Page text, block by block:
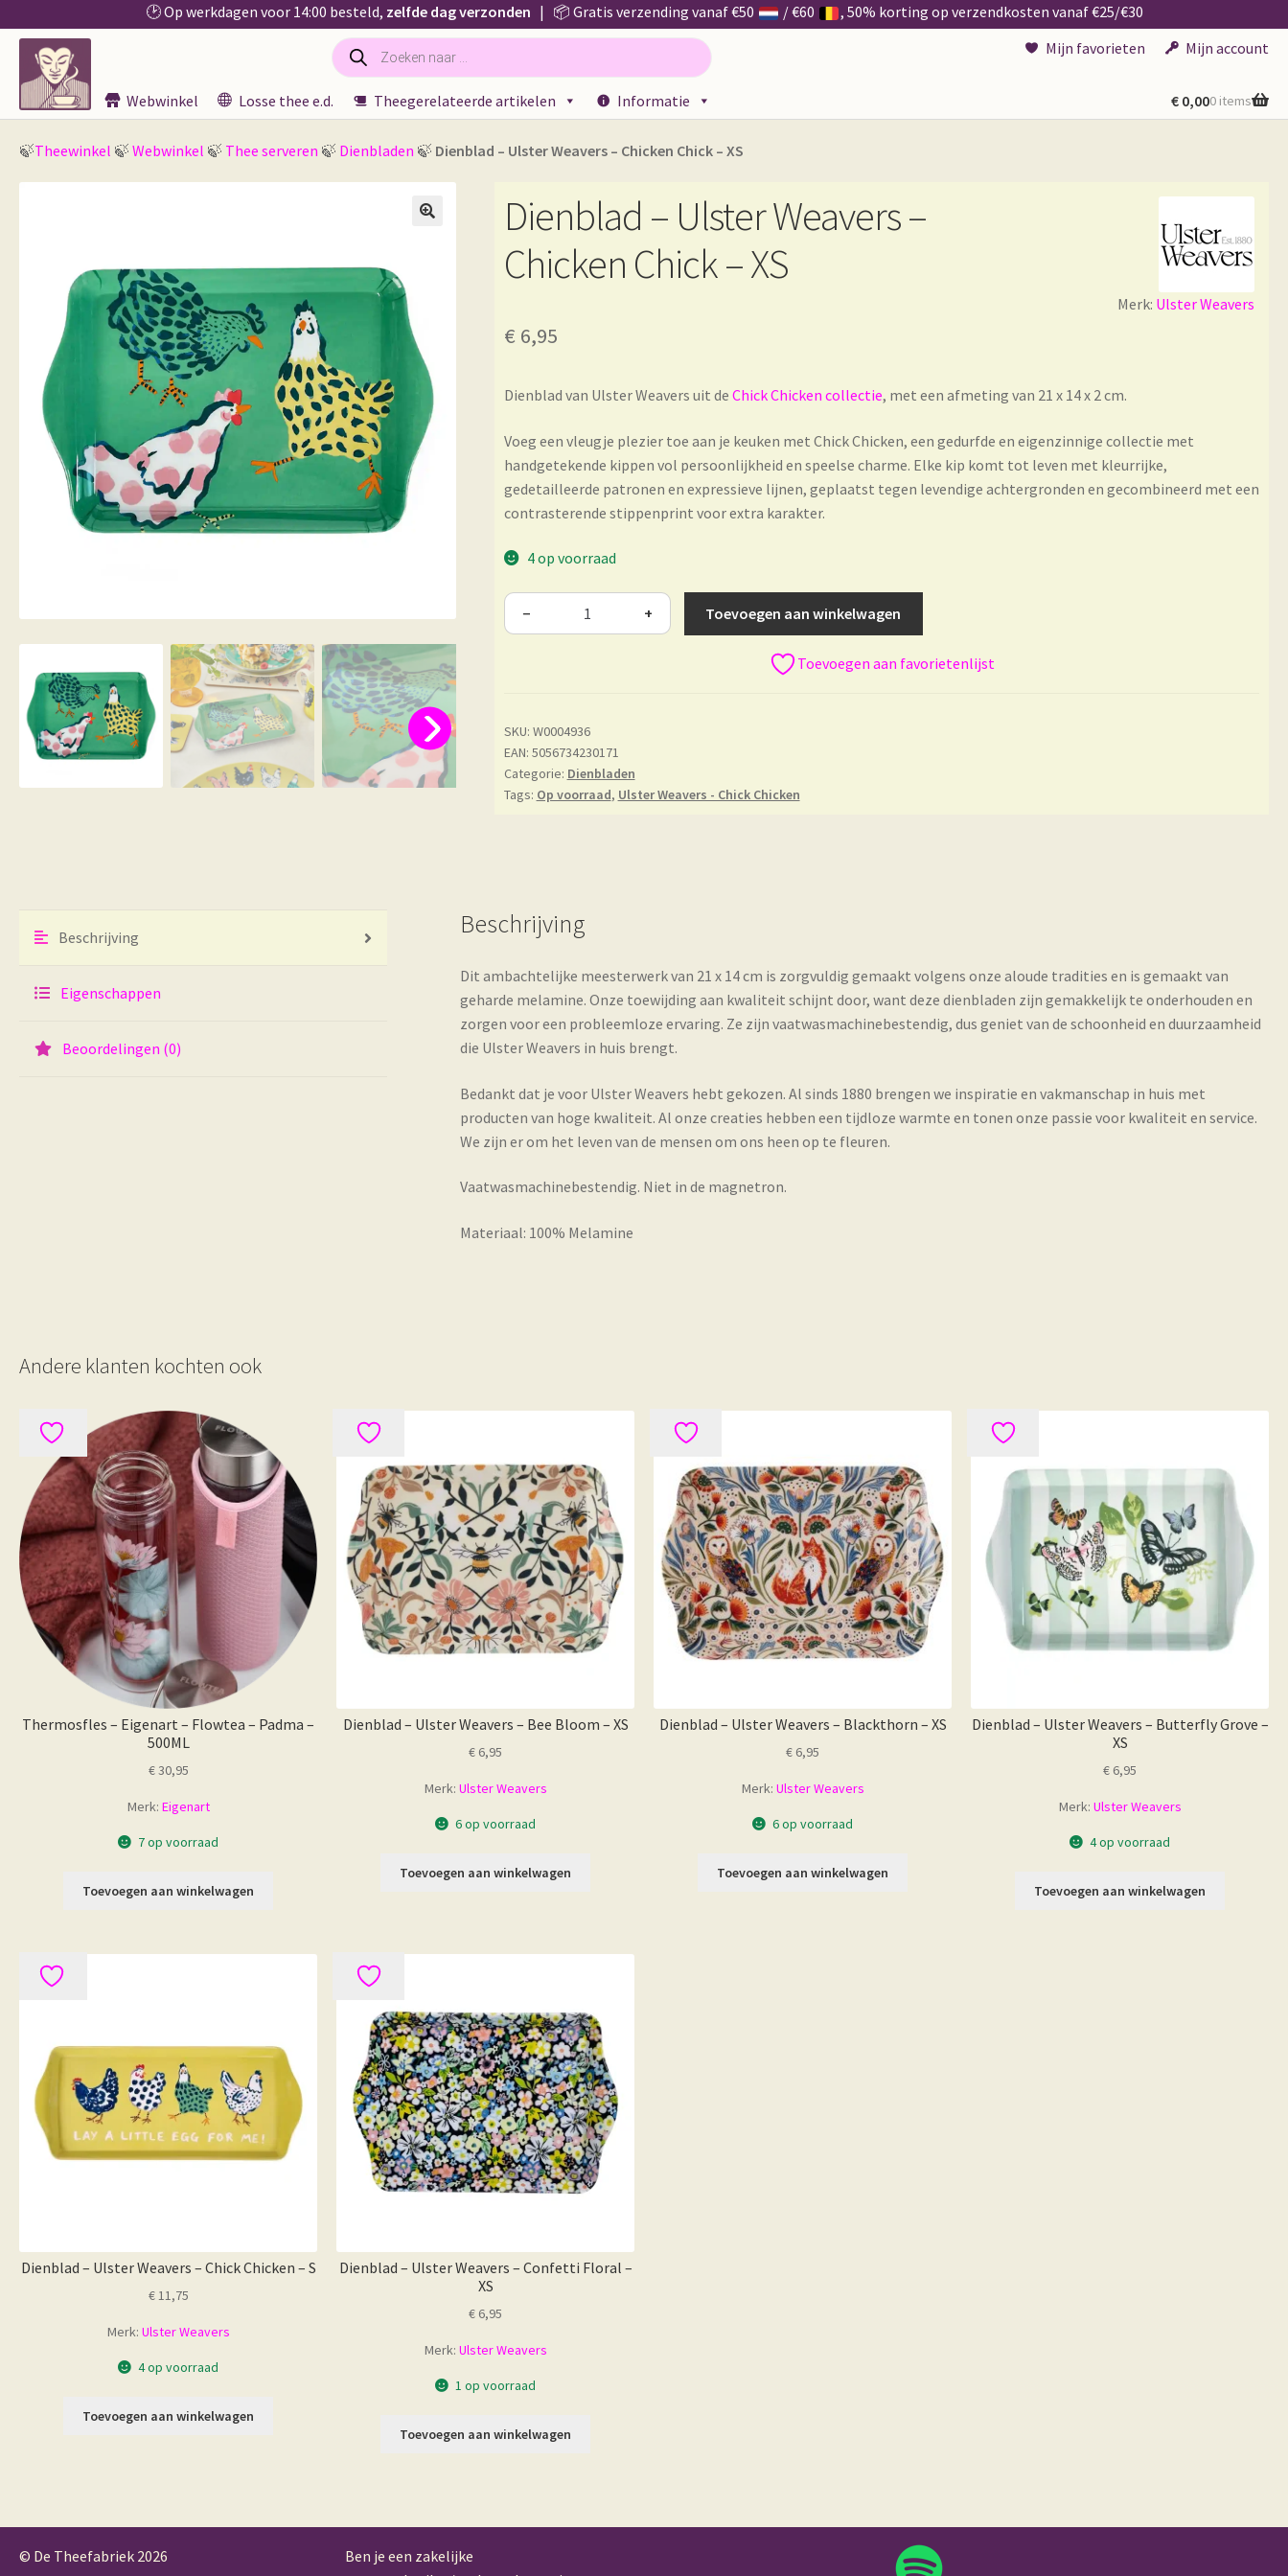
🕑 Op werkdagen voor 14:00 besteld, zelfde dag verzonden | 📦 Gratis verzending vanaf €50 / €60
, 50% korting op verzendkosten vanaf €25/€30
Ga
door
naar
navigatie
Ga
naar
inhoud
Mijn favorieten Mijn account
Producten
zoeken
Webwinkel Losse thee e.d. Theegerelateerde artikelen Informatie € 0,000 items
🍃Theewinkel 🍃 Webwinkel 🍃 Thee serveren 🍃 Dienbladen 🍃 Dienblad – Ulster Weavers – Chicken Chick – XS
Merk: Ulster Weavers
Dienblad – Ulster Weavers –
Chicken Chick – XS
€ 6,95
Dienblad van Ulster Weavers uit de Chick Chicken collectie, met een afmeting van 21 x 14 x 2 cm.
Voeg een vleugje plezier toe aan je keuken met Chick Chicken, een gedurfde en eigenzinnige collectie met
handgetekende kippen vol persoonlijkheid en speelse charme. Elke kip komt tot leven met kleurrijke,
gedetailleerde patronen en expressieve lijnen, geplaatst tegen levendige achtergronden en gecombineerd met een
contrasterende stippenprint voor extra karakter.
4 op voorraad
− + Toevoegen aan winkelwagen
Toevoegen aan favorietenlijst
SKU: W0004936
EAN: 5056734230171
Categorie: Dienbladen
Tags: Op voorraad, Ulster Weavers - Chick Chicken
Beschrijving
Eigenschappen
Beoordelingen (0)
Beschrijving
Dit ambachtelijke meesterwerk van 21 x 14 cm is zorgvuldig gemaakt volgens onze aloude tradities en is gemaakt van
geharde melamine. Onze toewijding aan kwaliteit schijnt door, want deze dienbladen zijn gemakkelijk te onderhouden en
zorgen voor een probleemloze ervaring. Ze zijn vaatwasmachinebestendig, dus geniet van de schoonheid en duurzaamheid
die Ulster Weavers in huis brengt.
Bedankt dat je voor Ulster Weavers hebt gekozen. Al sinds 1880 brengen we inspiratie en vakmanschap in huis met
producten van hoge kwaliteit. Al onze creaties hebben een tijdloze warmte en tonen onze passie voor kwaliteit en service.
We zijn er om het leven van de mensen om ons heen op te fleuren.
Vaatwasmachinebestendig. Niet in de magnetron.
Materiaal: 100% Melamine
Andere klanten kochten ook
Thermosfles – Eigenart – Flowtea – Padma –
500ML
€30,95
Merk: Eigenart
7 op voorraad
Toevoegen aan winkelwagen
Dienblad – Ulster Weavers – Bee Bloom – XS
€ 6,95
Merk: Ulster Weavers
6 op voorraad
Toevoegen aan winkelwagen
Dienblad – Ulster Weavers – Blackthorn – XS
€ 6,95
Merk: Ulster Weavers
6 op voorraad
Toevoegen aan winkelwagen
Dienblad – Ulster Weavers – Butterfly Grove –
XS
€ 6,95
Merk: Ulster Weavers
4 op voorraad
Toevoegen aan winkelwagen
Dienblad – Ulster Weavers – Chick Chicken – S
€11,75
Merk: Ulster Weavers
4 op voorraad
Toevoegen aan winkelwagen
Dienblad – Ulster Weavers – Confetti Floral –
XS
€ 6,95
Merk: Ulster Weavers
1 op voorraad
Toevoegen aan winkelwagen
© De Theefabriek 2026
Ben je een zakelijke